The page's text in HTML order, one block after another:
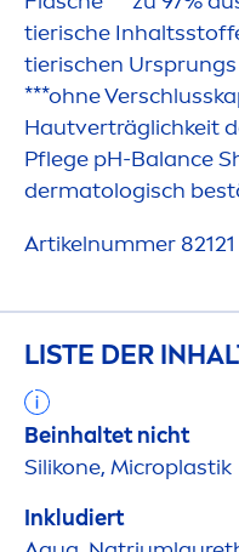
tierische
tierischen
***ohne
Hautverträglichkeit
Pflege pH-Balance
dermatologisch
Artikelnummer
LISTE DER
Beinhaltet nicht
Silikone, Microplastik
Inkludiert